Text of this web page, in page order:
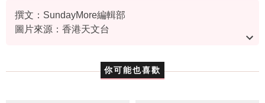
撰文：SundayMore編輯部
圖片來源：香港天文台
你可能也喜歡